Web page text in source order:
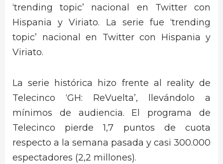
‘trending topic’ nacional en Twitter con
Hispania y Viriato. La serie fue ‘trending
topic’ nacional en Twitter con Hispania y
Viriato.
La serie histórica hizo frente al reality de
Telecinco ‘GH: ReVuelta’, llevándolo a
mínimos de audiencia. El programa de
Telecinco pierde 1,7 puntos de cuota
respecto a la semana pasada y casi 300.000
espectadores (2,2 millones).